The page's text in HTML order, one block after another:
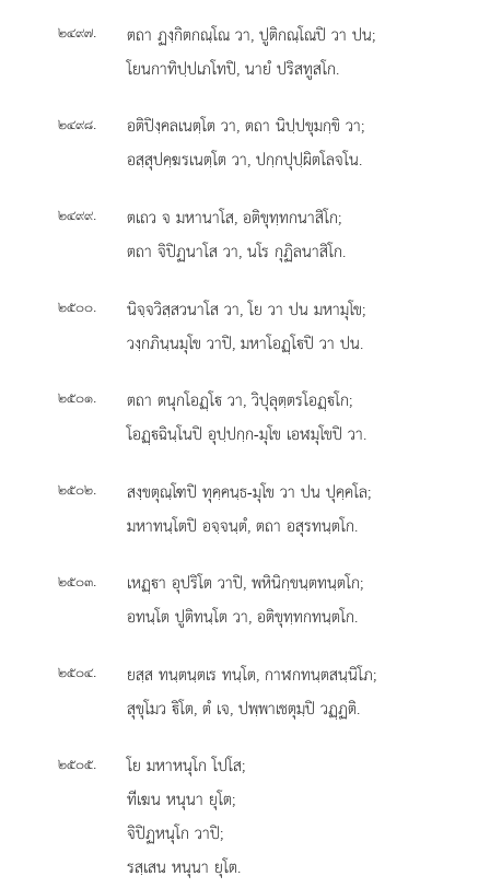
๒๔๙๗.
ตถา ฏงฺกิตกณฺโณ วา, ปูติกณฺโณปิ วา ปน;
โยนกาทิปฺปเภโทปิ, นายํ ปริสทูสโก.
๒๔๙๘.
อติปิงฺคลเนตฺโต วา, ตถา นิปฺปขุมกฺขิ วา;
อสฺสุปคฺฆรเนตฺโต วา, ปกฺกปุปฺผิตโลจโน.
๒๔๙๙.
ตเถว จ มหานาโส, อติขุทฺทกนาสิโก;
ตถา จิปิฏนาโส วา, นโร กุฏิลนาสิโก.
๒๕๐๐. นิจฺจวิสฺสวนาโส วา, โย วา ปน มหามุโข;
วงฺกภินฺนมุโข วาปิ, มหาโอฏฺโปิ วา ปน.
๒๕๐๑.
ตถา ตนุกโอฏฺโ วา, วิปุลุตฺตรโอฏฺโก;
โอฏฺฉินฺโนปิ อุปฺปกฺก-มุโข เอฬมุโขปิ วา.
๒๕๐๒.
สงฺขตุณฺโฑปิ ทุคฺคนฺธ-มุโข วา ปน ปุคฺคโล;
มหาทนฺโตปิ อจฺจนฺตํ, ตถา อสุรทนฺตโก.
๒๕๐๓.
เหฏฺา อุปริโต วาปิ, พหินิกฺขนฺตทนฺตโก;
อทนฺโต ปูติทนฺโต วา, อติขุทฺทกทนฺตโก.
๒๕๐๔.
ยสฺส ทนฺตนฺตเร ทนฺโต, กาฬกทนฺตสนฺนิโภ;
สุขุโมว ิโต, ตํ เจ, ปพฺพาเชตุมฺปิ วฏฺฏติ.
๒๕๐๕. โย มหาหนุโก โปโส;
ทีเฆน หนุนา ยุโต;
จิปิฏหนุโก วาปิ;
รสฺเสน หนุนา ยุโต.